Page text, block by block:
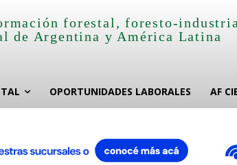
forestal, foresto-
de Argentina y América Latina
OPORTUNIDADES LABORALES AF